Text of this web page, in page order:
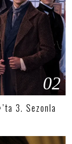
02
3. Sezonla